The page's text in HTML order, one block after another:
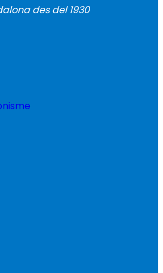
des del 1930